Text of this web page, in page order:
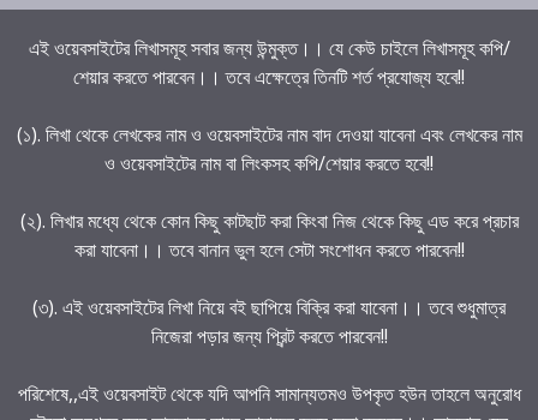
এই ওয়েবসাইটের লিখাসমূহ সবার জন্য উন্মুক্ত।। যে কেউ চাইলে লিখাসমূহ কপি/
শেয়ার করতে পারবেন।। তবে এক্ষেত্রে তিনটি শর্ত প্রযোজ্য হবে!!
(১). লিখা থেকে লেখকের নাম ও ওয়েবসাইটের নাম বাদ দেওয়া যাবেনা এবং লেখকের নাম
ও ওয়েবসাইটের নাম বা লিংকসহ কপি/শেয়ার করতে হবে!!
(২). লিখার মধ্যে থেকে কোন কিছু কাটছাট করা কিংবা নিজ থেকে কিছু এড করে প্রচার
করা যাবেনা।। তবে বানান ভুল হলে সেটা সংশোধন করতে পারবেন!!
(৩). এই ওয়েবসাইটের লিখা নিয়ে বই ছাপিয়ে বিক্রি করা যাবেনা।। তবে শুধুমাত্র
নিজেরা পড়ার জন্য প্রিন্ট করতে পারবেন!!
পরিশেষে,,এই ওয়েবসাইট থেকে যদি আপনি সামান্যতমও উপকৃত হউন তাহলে অনুরোধ